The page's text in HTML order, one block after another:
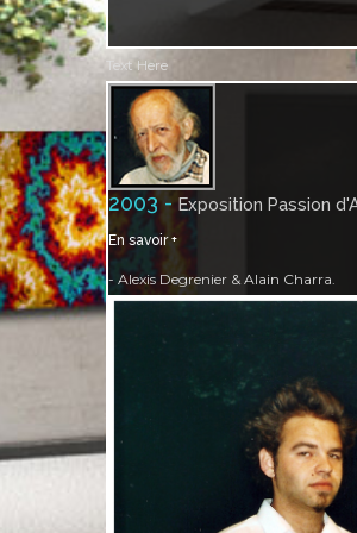
Text Here
2003 -Exposition Passion
En savoir +
- Alexis Degrenier & Alain Charra.